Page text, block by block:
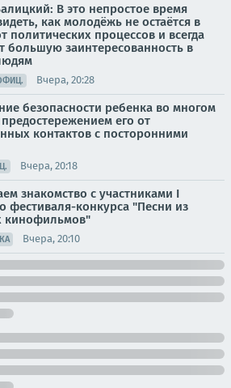
В это непростое время
как молодёжь не остаётся в
политических процессов и всегда
большую заинтересованность в
Вчера, 20:28
безопасности ребенка во многом
предостережением его от
контактов с посторонними
Вчера, 20:18
знакомство с участниками I
фестиваля-конкурса "Песни из
кинофильмов"
Вчера, 20:10